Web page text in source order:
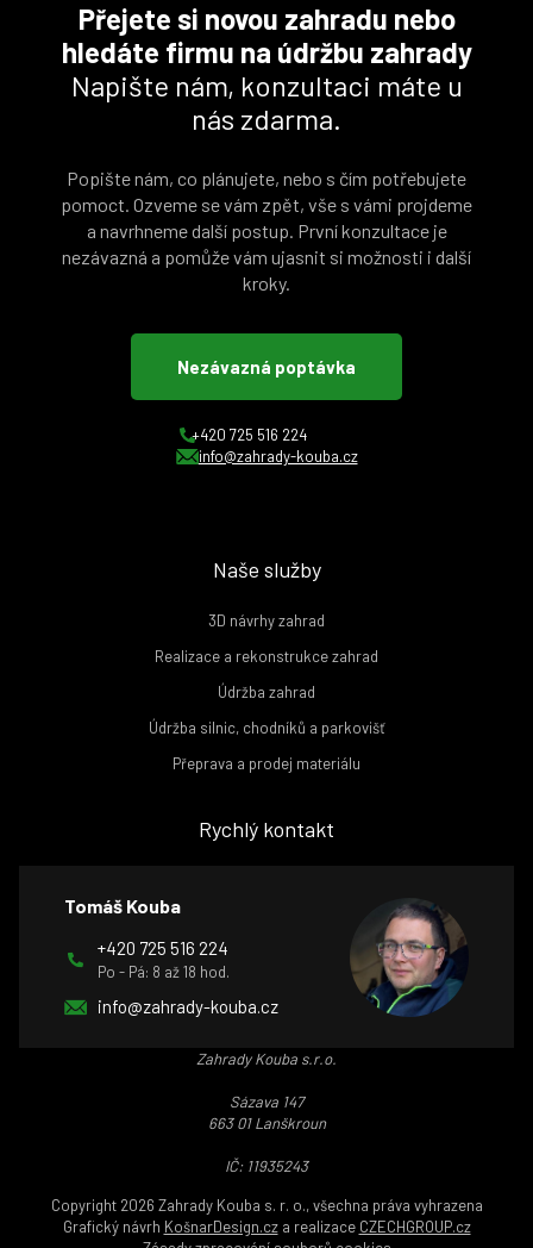
Přejete si novou zahradu nebo
hledáte firmu na údržbu zahrady
Napište nám, konzultaci máte u
nás zdarma.
Popište nám, co plánujete, nebo s čím potřebujete
pomoct. Ozveme se vám zpět, vše s vámi projdeme
a navrhneme další postup. První konzultace je
nezávazná a pomůže vám ujasnit si možnosti i další
kroky.
Nezávazná poptávka
+420 725 516 224
info@zahrady-kouba.cz
Naše služby
3D návrhy zahrad
Realizace a rekonstrukce zahrad
Údržba zahrad
Údržba silnic, chodníků a parkovišť
Přeprava a prodej materiálu
Rychlý kontakt
Tomáš Kouba
+420 725 516 224
Po - Pá: 8 až 18 hod.
info@zahrady-kouba.cz
Zahrady Kouba s.r.o.
Sázava 147
663 01 Lanškroun
IČ: 11935243
Copyright 2026 Zahrady Kouba s. r. o., všechna práva vyhrazena
Grafický návrh KošnarDesign.cza realizace CZECHGROUP.cz